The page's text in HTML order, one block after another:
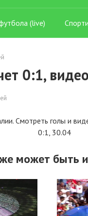
(live)
0:1,
Смотреть голы и
0:1, 30.04
может быть